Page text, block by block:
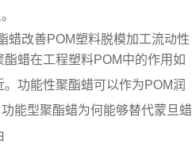
蜡改善POM塑料脱模加工流动性
蜡在工程塑料POM中的作用如
功能性聚酯蜡可以作为POM润
能型聚酯蜡为何能够替代蒙旦蜡